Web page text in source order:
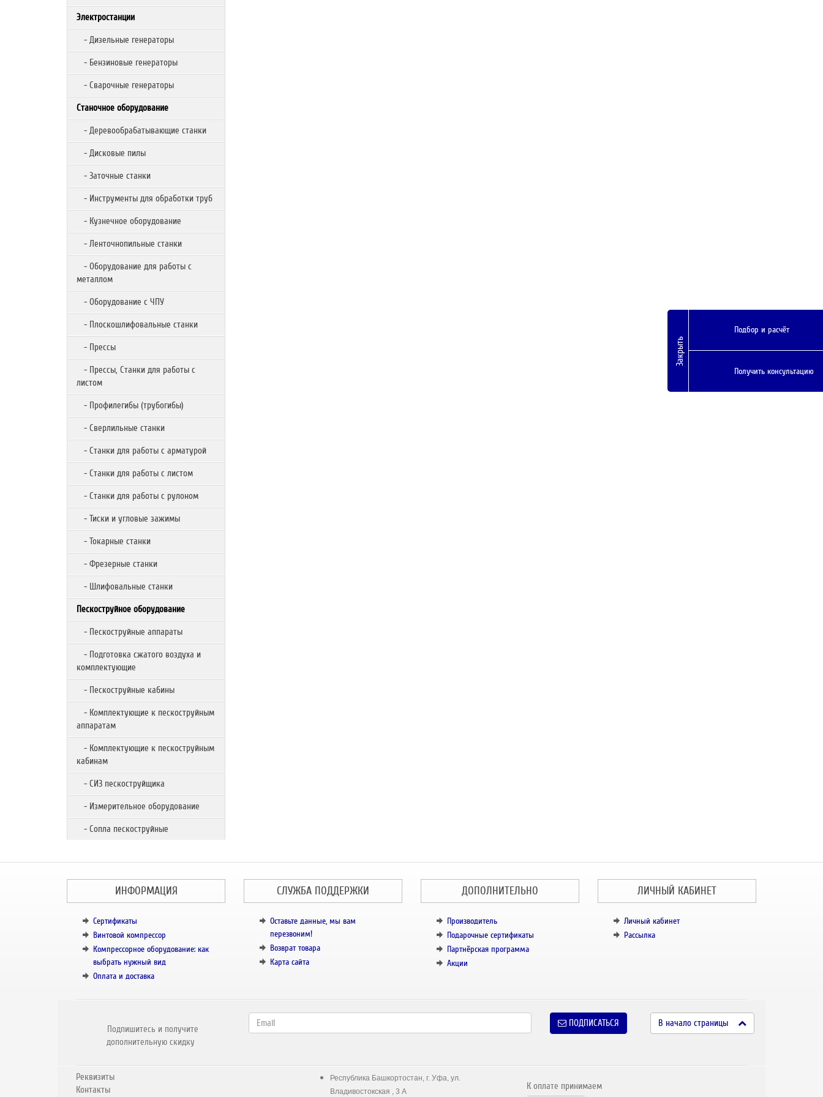
Электростанции
- Дизельные генераторы
- Бензиновые генераторы
- Сварочные генераторы
Станочное оборудование
- Деревообрабатывающие станки
- Дисковые пилы
- Заточные станки
- Инструменты для обработки труб
- Кузнечное оборудование
- Ленточнопильные станки
- Оборудование для работы с
металлом
- Оборудование с ЧПУ
- Плоскошлифовальные станки
- Прессы
- Прессы, Станки для работы с
листом
- Профилегибы (трубогибы)
- Сверлильные станки
- Станки для работы с арматурой
- Станки для работы с листом
- Станки для работы с рулоном
- Тиски и угловые зажимы
- Токарные станки
- Фрезерные станки
- Шлифовальные станки
Пескоструйное оборудование
- Пескоструйные аппараты
- Подготовка сжатого воздуха и
комплектующие
- Пескоструйные кабины
- Комплектующие к пескоструйным
аппаратам
- Комплектующие к пескоструйным
кабинам
- СИЗ пескоструйщика
- Измерительное оборудование
- Сопла пескоструйные
ИНФОРМАЦИЯ
Сертификаты
Винтовой компрессор
Компрессорное оборудование: как
выбрать нужный вид
Оплата и доставка
СЛУЖБА ПОДДЕРЖКИ
Оставьте данные, мы вам
перезвоним!
Возврат товара
Карта сайта
ДОПОЛНИТЕЛЬНО
Производитель
Подарочные сертификаты
Партнёрская программа
Акции
ЛИЧНЫЙ КАБИНЕТ
Личный кабинет
Рассылка
Подпишитесь и получите
дополнительную скидку
ПОДПИСАТЬСЯ В начало страницы
Реквизиты
Контакты
Республика Башкортостан, г. Уфа, ул.
Владивостокская , 3 А
К оплате принимаем
Закрыть
Подбор и расчёт
Получить консультацию